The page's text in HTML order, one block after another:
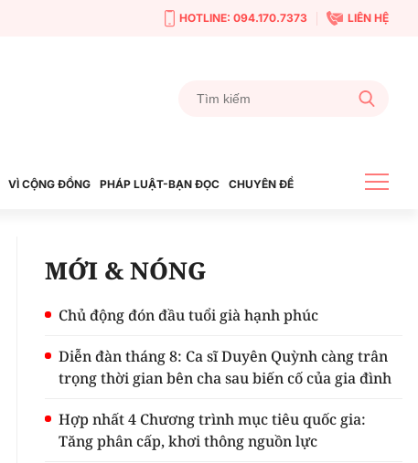
HOTLINE: 094.170.7373 LIÊN HỆ
VÌ CỘNG ĐỒNG PHÁP LUẬT-BẠN ĐỌC CHUYÊN ĐỀ
MỚI & NÓNG
Chủ động đón đầu tuổi già hạnh phúc
Diễn đàn tháng 8: Ca sĩ Duyên Quỳnh càng trân
trọng thời gian bên cha sau biến cố của gia đình
Hợp nhất 4 Chương trình mục tiêu quốc gia:
Tăng phân cấp, khơi thông nguồn lực